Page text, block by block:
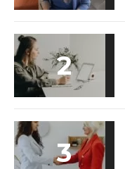
2
3